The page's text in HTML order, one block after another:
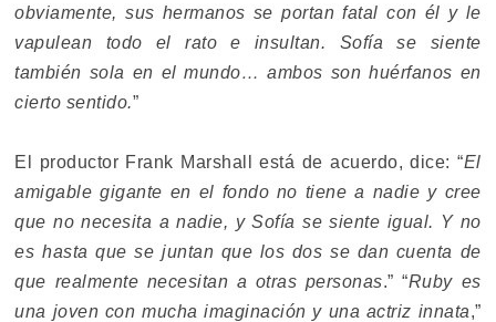
obviamente, sus hermanos se portan fatal con él y le
vapulean todo el rato e insultan. Sofía se siente
también sola en el mundo… ambos son huérfanos en
cierto sentido.”
El productor Frank Marshall está de acuerdo, dice: “El
amigable gigante en el fondo no tiene a nadie y cree
que no necesita a nadie, y Sofía se siente igual. Y no
es hasta que se juntan que los dos se dan cuenta de
que realmente necesitan a otras personas.” “Ruby es
una joven con mucha imaginación y una actriz innata,”